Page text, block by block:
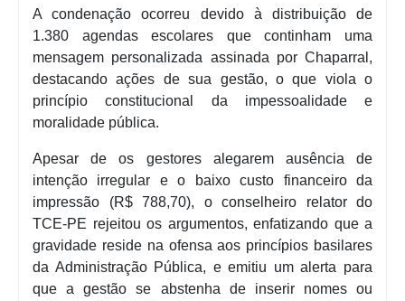
A condenação ocorreu devido à distribuição de
1.380 agendas escolares que continham uma
mensagem personalizada assinada por Chaparral,
destacando ações de sua gestão, o que viola o
princípio constitucional da impessoalidade e
moralidade pública.
Apesar de os gestores alegarem ausência de
intenção irregular e o baixo custo financeiro da
impressão (R$ 788,70), o conselheiro relator do
TCE-PE rejeitou os argumentos, enfatizando que a
gravidade reside na ofensa aos princípios basilares
da Administração Pública, e emitiu um alerta para
que a gestão se abstenha de inserir nomes ou